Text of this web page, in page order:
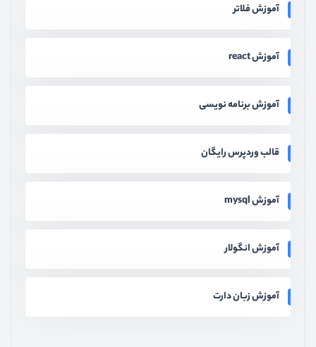
آموزش فلاتر
آموزش react
آموزش برنامه نویسی
قالب وردپرس رایگان
آموزش mysql
آموزش انگولار
آموزش زبان دارت